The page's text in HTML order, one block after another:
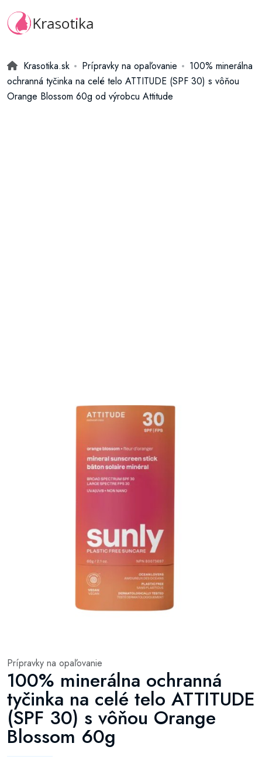
Krasotika.sk Prípravky na opaľovanie
100% minerálna
ochranná tyčinka na celé telo ATTITUDE (SPF 30) s vôňou
Orange Blossom 60g od výrobcu Attitude
Prípravky na opaľovanie
100% minerálna ochranná
tyčinka na celé telo ATTITUDE
(SPF 30) s vôňou Orange
Blossom 60g